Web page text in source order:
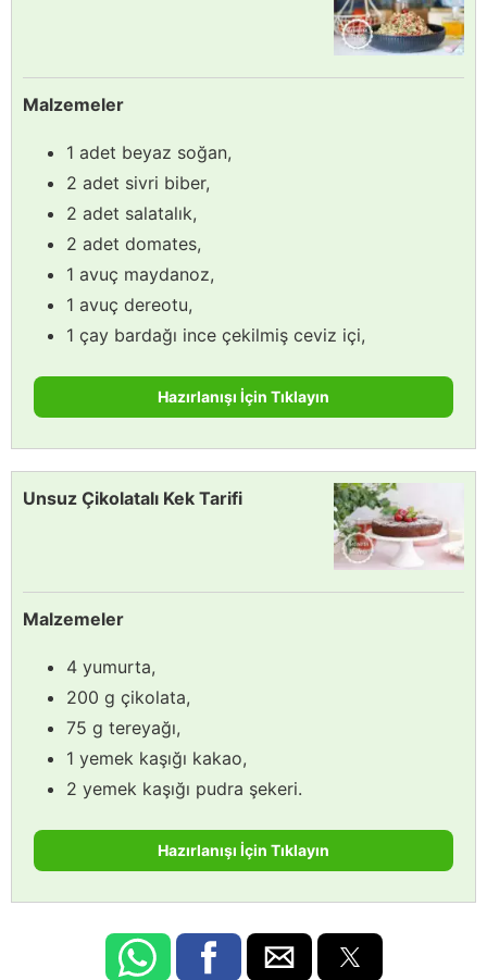
Malzemeler
1 adet beyaz soğan,
2 adet sivri biber,
2 adet salatalık,
2 adet domates,
1 avuç maydanoz,
1 avuç dereotu,
1 çay bardağı ince çekilmiş ceviz içi,
Hazırlanışı İçin Tıklayın
Unsuz Çikolatalı Kek Tarifi
Malzemeler
4 yumurta,
200 g çikolata,
75 g tereyağı,
1 yemek kaşığı kakao,
2 yemek kaşığı pudra şekeri.
Hazırlanışı İçin Tıklayın